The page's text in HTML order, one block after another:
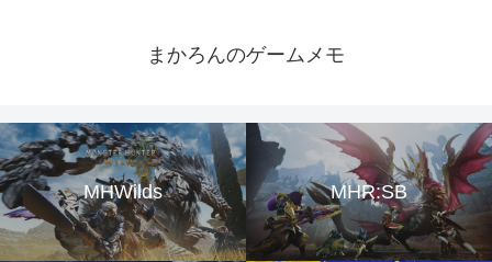
まかろんのゲームメモ
MHWilds MHR:SB